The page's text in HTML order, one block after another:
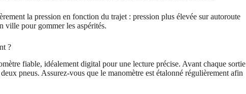
la pression en fonction du trajet : pression plus élevée sur autoroute
ville pour gommer les aspérités.
?
fiable, idéalement digital pour une lecture précise. Avant chaque sortie
pneus. Assurez-vous que le manomètre est étalonné régulièrement afin